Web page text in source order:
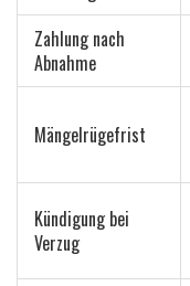
Zahlung nach
Abnahme
Mängelrügefrist
Kündigung bei
Verzug